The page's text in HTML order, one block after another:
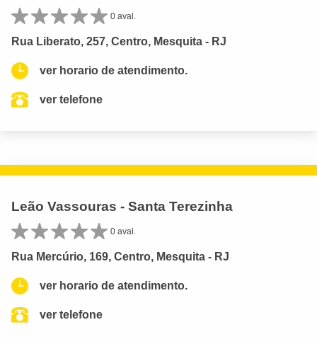
0 aval.
Rua Liberato, 257, Centro, Mesquita - RJ
ver horario de atendimento.
ver telefone
Leão Vassouras - Santa Terezinha
0 aval.
Rua Mercúrio, 169, Centro, Mesquita - RJ
ver horario de atendimento.
ver telefone